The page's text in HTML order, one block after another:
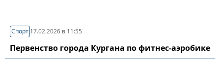
Спорт 17.02.2026 в 11:55
Первенство города Кургана по фитнес-аэробике